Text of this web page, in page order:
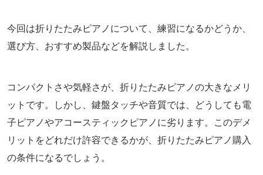
今回は折りたたみピアノについて、練習になるかどうか、
選び方、おすすめ製品などを解説しました。
コンパクトさや気軽さが、折りたたみピアノの大きなメリ
ットです。しかし、鍵盤タッチや音質では、どうしても電
子ピアノやアコースティックピアノに劣ります。このデメ
リットをどれだけ許容できるかが、折りたたみピアノ購入
の条件になるでしょう。